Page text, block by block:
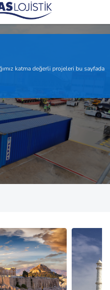
katma değerli projeleri bu sayfada